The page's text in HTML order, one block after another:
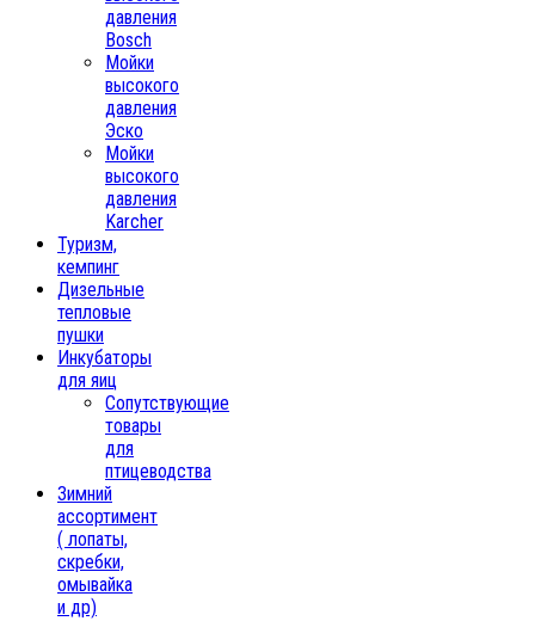
давления
Bosch
Мойки
высокого
давления
Эско
Мойки
высокого
давления
Karcher
Туризм,
кемпинг
Дизельные
тепловые
пушки
Инкубаторы
для яиц
Сопутствующие
товары
для
птицеводства
Зимний
ассортимент
( лопаты,
скребки,
омывайка
и др)